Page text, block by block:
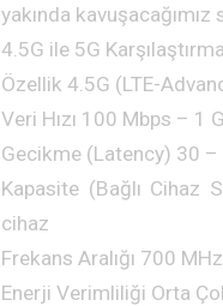
yakında
4.5G ile 5G
Özellik 4.5G (LTE-
Veri Hızı 100 Mbps – 1
Gecikme (Latency) 30
Kapasite (Bağlı Cihaz
cihaz
Frekans Aralığı 700
Enerji Verimliliği Orta